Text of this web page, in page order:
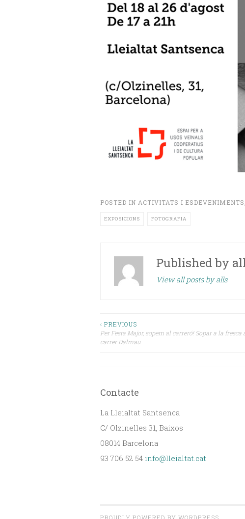
POSTED IN ACTIVITATS I ESDEVENIMENTS
EXPOSICIONS FOTOGRAFIA
Published by
View all posts by alls
Navegació
d'entrades
‹ PREVIOUS
Per Festa Major, sopem al carreró! Sopar a la fresca
carrer Dalmau
Contacte
La Lleialtat Santsenca
C/ Olzinelles 31, Baixos
08014 Barcelona
93 706 52 54 info@lleialtat.cat